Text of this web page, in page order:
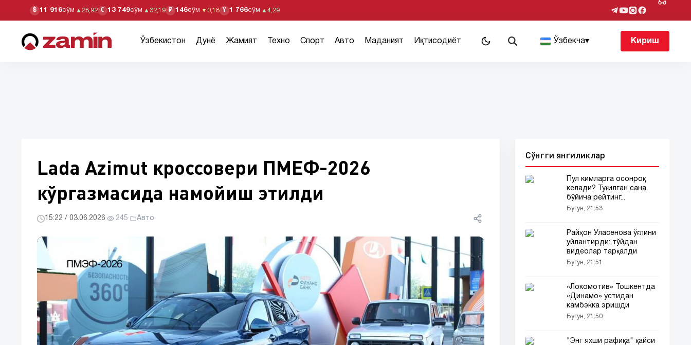
$ 11 916сўм ▲ 28,92 € 13 749сўм ▲ 32,19 ₽ 146сўм ▼ 0,18 ¥ 1 766сўм ▲ 4,29
Ўзбекистон Дунё Жамият Техно Спорт Авто Маданият Иқтисодиёт Ўзбекча▾ Кириш
Lada Azimut кроссовери ПМEФ-2026
кўргазмасида намойиш этилди
15:22 / 03.06.2026· 245· Авто
Сўнгги янгиликлар
Пул кимларга осонроқ
келади? Туғилган сана
бўйича рейтинг...
Бугун, 21:53
Райҳон Уласенова ўғлини
уйлантирди: тўйдан
видеолар тарқалди
Бугун, 21:51
«Локомотив» Тошкентда
«Динамо» устидан
камбэкка эришди
Бугун, 21:50
"Энг яхши рафиқа" қайси